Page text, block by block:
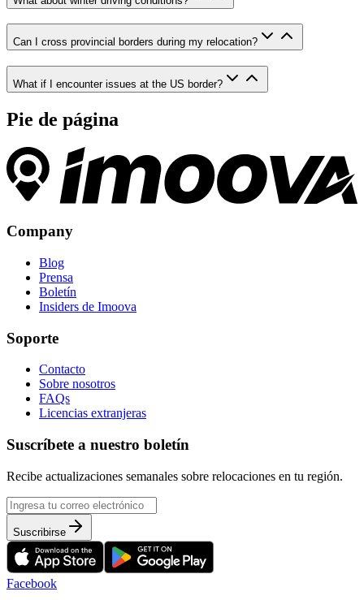
Can I cross provincial borders during my relocation?
What if I encounter issues at the US border?
Pie de página
Company
Blog
Prensa
Boletín
Insiders de Imoova
Soporte
Contacto
Sobre nosotros
FAQs
Licencias extranjeras
Suscríbete a nuestro boletín
Recibe actualizaciones semanales sobre relocaciones en tu región.
Suscribirse
Facebook